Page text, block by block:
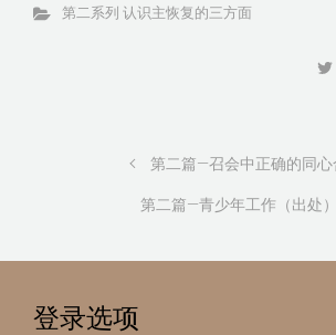
第二系列 认识主恢复的三方面
第二篇—召会中正确的同心
第二篇—青少年工作（出处）
登录选项